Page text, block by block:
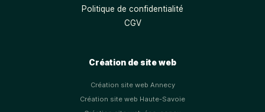
Politique de confidentialité
CGV
Création de site web
Création site web Annecy
Création site web Haute-Savoie